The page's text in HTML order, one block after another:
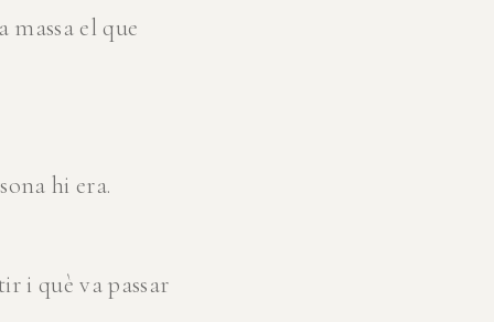
el que
hi era.
i què va passar